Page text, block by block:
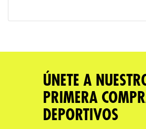
ÚNETE A
PRIMERA
DEPORTIVOS